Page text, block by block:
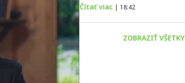
Čítať viac | 18:42
ZOBRAZIŤ VŠETKY